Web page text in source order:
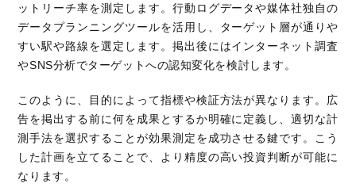
ットリーチ率を測定します。行動ログデータや媒体社独自の
データプランニングツールを活用し、ターゲット層が通りや
すい駅や路線を選定します。掲出後にはインターネット調査
やSNS分析でターゲットへの認知変化を検討します。
このように、目的によって指標や検証方法が異なります。広
告を掲出する前に何を成果とするか明確に定義し、適切な計
測手法を選択することが効果測定を成功させる鍵です。こう
した計画を立てることで、より精度の高い投資判断が可能に
なります。